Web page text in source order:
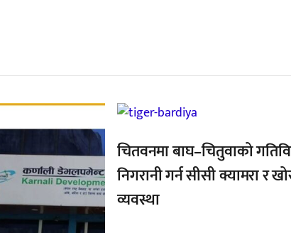
,
चितवनमा बाघ–चितुवाको
निगरानी गर्न सीसी क्यामरा र
व्यवस्था